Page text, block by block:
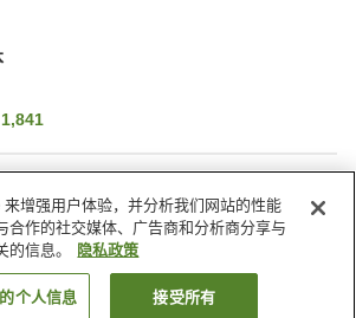
1,841
餐厅
咖啡厅
江东区 相铁Grand Fresa东京湾有明
搜索客房
增强用户体验，并分析我们网站的性能
合作的社交媒体、广告商和分析商分享与
信息。
隐私政策
个人信息 接受所有